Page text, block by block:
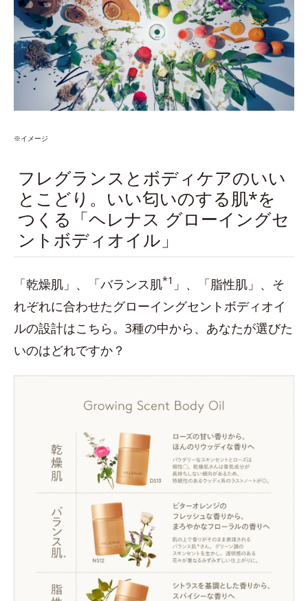
※イメージ
フレグランスとボディケアのいい
とこどり。いい匂いのする肌*を
つくる「ヘレナス グローイングセ
ントボディオイル」
「乾燥肌」、「バランス肌*1 」、「脂性肌」、そ
れぞれに合わせたグローイングセントボディオイ
ルの設計はこちら。3種の中から、あなたが選びた
いのはどれですか？